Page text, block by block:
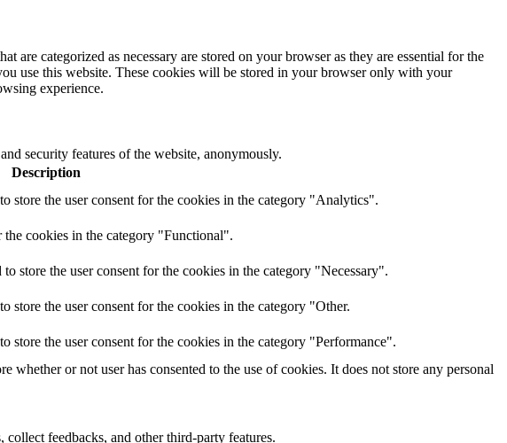
categorized as necessary are stored on your browser as they are essential for the
use this website. These cookies will be stored in your browser only with your
experience.
security features of the website, anonymously.
Description
store the user consent for the cookies in the category "Analytics".
cookies in the category "Functional".
store the user consent for the cookies in the category "Necessary".
the user consent for the cookies in the category "Other.
the user consent for the cookies in the category "Performance".
or not user has consented to the use of cookies. It does not store any personal
feedbacks, and other third-party features.